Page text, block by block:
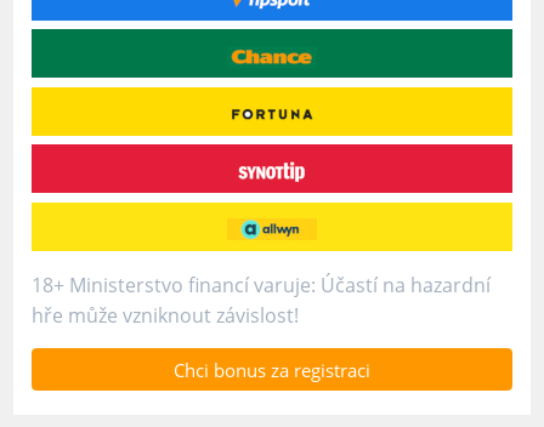
18+ Ministerstvo financí varuje: Účastí na hazardní
hře může vzniknout závislost!
Chci bonus za registraci